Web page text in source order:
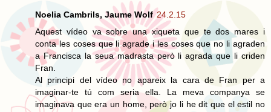
Noelia Cambrils, Jaume Wolf 24.2.15
Aquest vídeo va sobre una xiqueta que te dos mares i
conta les coses que li agrade i les coses que no li agraden
a Francisca la seua madrasta però li agrada que li criden
Fran.
Al principi del vídeo no apareix la cara de Fran per a
imaginar-te tú com seria ella. La meva companya se
imaginava que era un home, però jo li he dit que el estil no